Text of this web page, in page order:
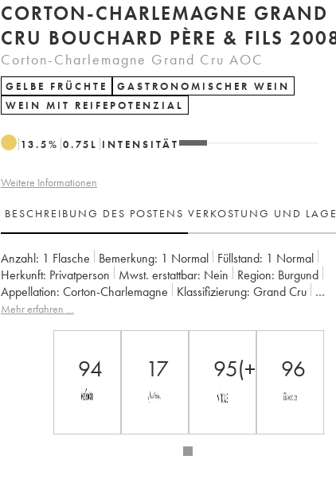
CORTON-CHARLEMAGNE GRAND
CRU BOUCHARD PÈRE & FILS
Corton-Charlemagne Grand Cru AOC
GELBE FRÜCHTE
GASTRONOMISCHER WEIN
WEIN MIT REIFEPOTENZIAL
13.5% 0.75 L INTENSITÄT
Weitere Informationen
BESCHREIBUNG DES POSTENS VERKOSTUNG UND
Anzahl: 1 Flasche Bemerkung: 1 Normal Füllstand: 1 Normal
Herkunft:
privatperson Mwst. erstattbar: nein Region:
Burgund
Appellation:
Corton-Charlemagne Klassifizierung:
Grand Cru
Eigentümer:
Bouchard Père & Fils
Mehr erfahren …
94 17 95(+)/100
96